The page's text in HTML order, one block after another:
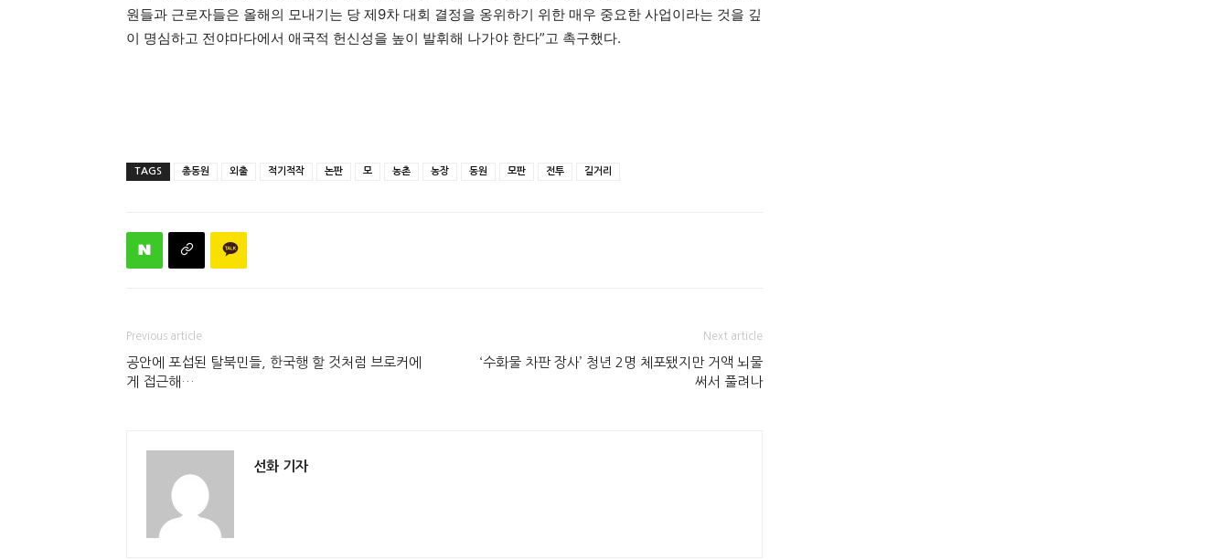
원들과 근로자들은 올해의 모내기는 당 제9차 대회 결정을 옹위하기 위한 매우 중요한 사업이라는 것을 깊
이 명심하고 전야마다에서 애국적 헌신성을 높이 발휘해 나가야 한다”고 촉구했다.
TAGS 총동원 외출 적기적작 논판 모 농촌 농장 동원 모판 전투 길거리
Previous article
공안에 포섭된 탈북민들, 한국행 할 것처럼 브로커에
게 접근해…
Next article
‘수화물 차판 장사’ 청년 2명 체포됐지만 거액 뇌물
써서 풀려나
선화 기자